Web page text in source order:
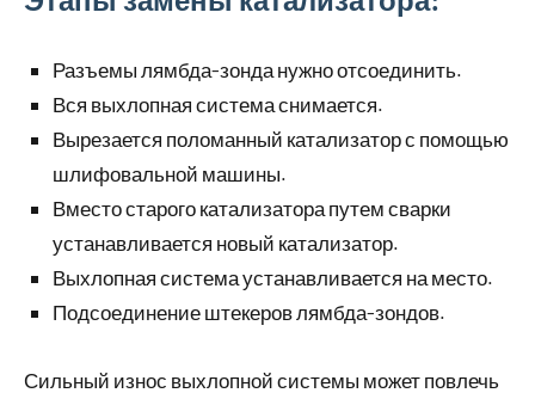
Разъемы лямбда-зонда нужно отсоединить.
Вся выхлопная система снимается.
Вырезается поломанный катализатор с помощью
шлифовальной машины.
Вместо старого катализатора путем сварки
устанавливается новый катализатор.
Выхлопная система устанавливается на место.
Подсоединение штекеров лямбда-зондов.
Сильный износ выхлопной системы может повлечь